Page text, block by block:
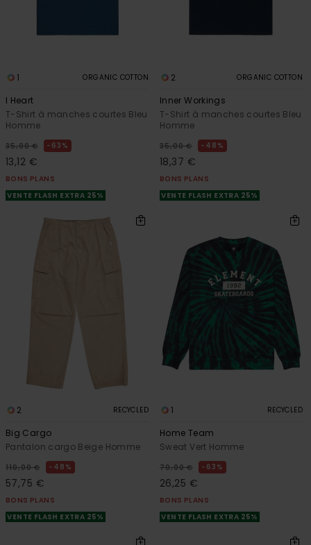
1 ORGANIC COTTON
I Heart
T-Shirt à manches courtes Bleu
Homme
35,00 € 63%
13,12 €
BONS PLANS
VENTE FLASH EXTRA 25%
2 ORGANIC COTTON
Inner Workings
T-Shirt à manches courtes Bleu
Homme
35,00 € 48%
18,37 €
BONS PLANS
VENTE FLASH EXTRA 25%
2 RECYCLED
Big Cargo
Pantalon cargo Beige Homme
110,00 € 48%
57,75 €
BONS PLANS
VENTE FLASH EXTRA 25%
1 RECYCLED
Home Team
Sweat Vert Homme
70,00 € 63%
26,25 €
BONS PLANS
VENTE FLASH EXTRA 25%